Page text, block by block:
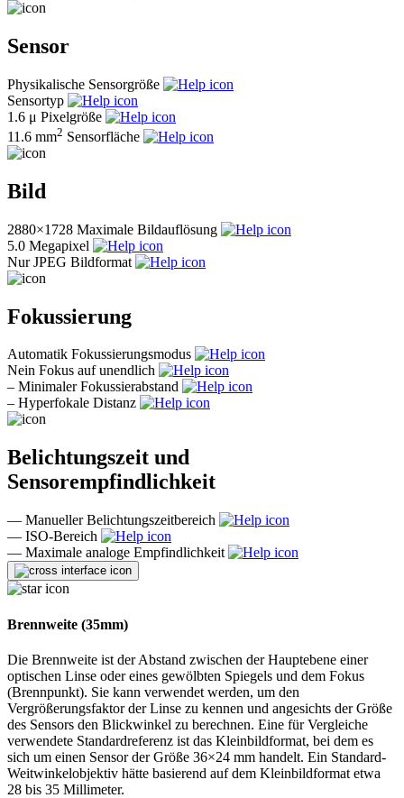
Sensor
Physikalische Sensorgröße
Sensortyp
1.6 μ Pixelgröße
11.6 mm2 Sensorfläche
Bild
2880×1728 Maximale Bildauflösung
5.0 Megapixel
Nur JPEG Bildformat
Fokussierung
Automatik Fokussierungsmodus
Nein Fokus auf unendlich
– Minimaler Fokussierabstand
– Hyperfokale Distanz
Belichtungszeit und
Sensorempfindlichkeit
— Manueller Belichtungszeitbereich
— ISO-Bereich
— Maximale analoge Empfindlichkeit
Brennweite (35mm)
Die Brennweite ist der Abstand zwischen der Hauptebene einer
optischen Linse oder eines gewölbten Spiegels und dem Fokus
(Brennpunkt). Sie kann verwendet werden, um den
Vergrößerungsfaktor der Linse zu kennen und angesichts der Größe
des Sensors den Blickwinkel zu berechnen. Eine für Vergleiche
verwendete Standardreferenz ist das Kleinbildformat, bei dem es
sich um einen Sensor der Größe 36×24 mm handelt. Ein Standard-
Weitwinkelobjektiv hätte basierend auf dem Kleinbildformat etwa
28 bis 35 Millimeter.